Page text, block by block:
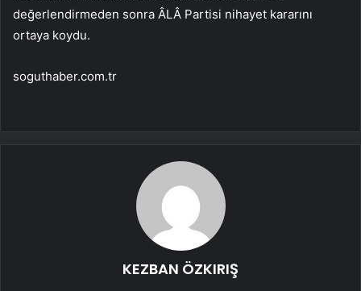
değerlendirmeden sonra ÂLÂ Partisi nihayet kararını
ortaya koydu.
soguthaber.com.tr
KEZBAN ÖZKIRIŞ